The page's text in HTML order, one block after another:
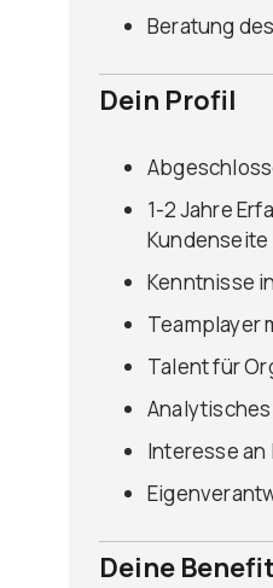
Beratung
Dein Profil
1-2 Jahre
Kundenseite
Kenntnisse
Teamplayer
Talent für
Interesse
Deine